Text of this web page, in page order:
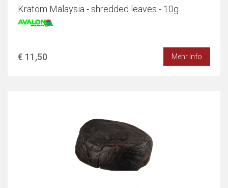
Kratom Malaysia - shredded leaves - 10g
€ 11,50 Mehr Info